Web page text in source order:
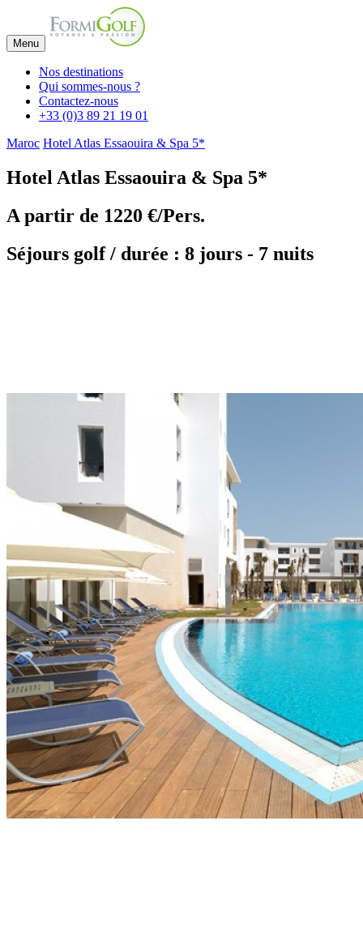
Menu
Nos destinations
Qui sommes-nous ?
Contactez-nous
+33 (0)3 89 21 19 01
Maroc Hotel Atlas Essaouira & Spa 5*
Hotel Atlas Essaouira & Spa 5*
A partir de 1220 €/Pers.
Séjours golf / durée : 8 jours - 7 nuits